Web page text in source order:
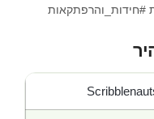
#חידות_והרפתקאות